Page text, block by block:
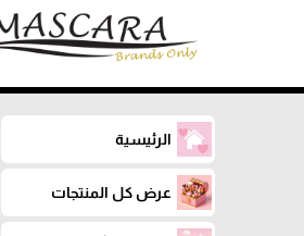
الرئيسية
عرض كل المنتجات